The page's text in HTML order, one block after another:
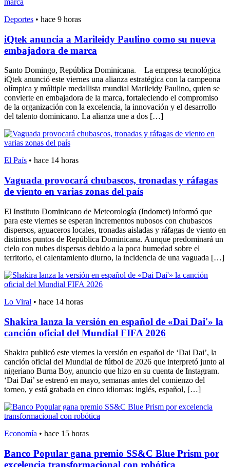
Deportes • hace 9 horas
iQtek anuncia a Marileidy Paulino como su nueva
embajadora de marca
Santo Domingo, República Dominicana. – La empresa tecnológica
iQtek anunció este viernes una alianza estratégica con la campeona
olímpica y múltiple medallista mundial Marileidy Paulino, quien se
convierte en embajadora de la marca, fortaleciendo el compromiso
de la organización con la excelencia, la innovación y el desarrollo
del talento dominicano. La alianza une a dos […]
El País • hace 14 horas
Vaguada provocará chubascos, tronadas y ráfagas
de viento en varias zonas del país
El Instituto Dominicano de Meteorología (Indomet) informó que
para este viernes se esperan incrementos nubosos con chubascos
dispersos, aguaceros locales, tronadas aisladas y ráfagas de viento en
distintos puntos de República Dominicana. Aunque predominará un
cielo con nubes dispersas debido a la poca humedad sobre el
territorio, el calentamiento diurno, la incidencia de una vaguada […]
Lo Viral • hace 14 horas
Shakira lanza la versión en español de «Dai Dai'» la
canción oficial del Mundial FIFA 2026
Shakira publicó este viernes la versión en español de ‘Dai Dai’, la
canción oficial del Mundial de fútbol de 2026 que interpretó junto al
nigeriano Burna Boy, anuncio que hizo en su cuenta de Instagram.
‘Dai Dai’ se estrenó en mayo, semanas antes del comienzo del
torneo, y está grabada en cinco idiomas: inglés, español, […]
Economía • hace 15 horas
Banco Popular gana premio SS&C Blue Prism por
excelencia transformacional con robótica